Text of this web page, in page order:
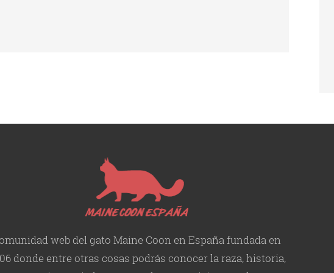
web del gato Maine Coon en España fundada en
donde entre otras cosas podrás conocer la raza, historia,